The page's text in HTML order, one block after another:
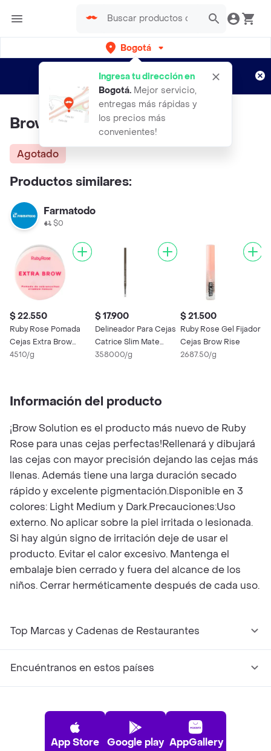
Bogotá
Ingresa tu dirección en
Bogotá. Mejor servicio,
entregas más rápidas y
los precios más
convenientes!
envíos gratis por semanas
Aplican TyC
Brow Solution RUBY ROSE
Agotado
Productos similares:
Farmatodo
$0
$ 22.550
Ruby Rose Pomada
Cejas Extra Brow
Hazel
4510/g
$ 17.900
Delineador Para Cejas
Catrice Slim Mate
Ultra Waterpoof Tono
358000/g
$ 21.500
Ruby Rose Gel Fijador
Cejas Brow Rise
2687.50/g
Información del producto
¡Brow Solution es el producto más nuevo de Ruby
Rose para unas cejas perfectas!Rellenará y dibujará
las cejas con mayor precisión dejando las cejas más
llenas. Además tiene una larga duración secado
rápido y excelente pigmentación.Disponible en 3
colores: Light Medium y Dark.Precauciones:Uso
externo. No aplicar sobre la piel irritada o lesionada.
Si hay algún signo de irritación deje de usar el
producto. Evitar el calor excesivo. Mantenga el
embalaje bien cerrado y fuera del alcance de los
niños. Cerrar herméticamente después de cada uso.
Top Marcas y Cadenas de Restaurantes
Encuéntranos en estos países
App Store Google play AppGallery